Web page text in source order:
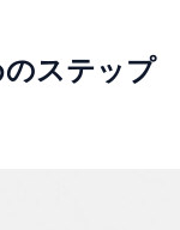
ステップ